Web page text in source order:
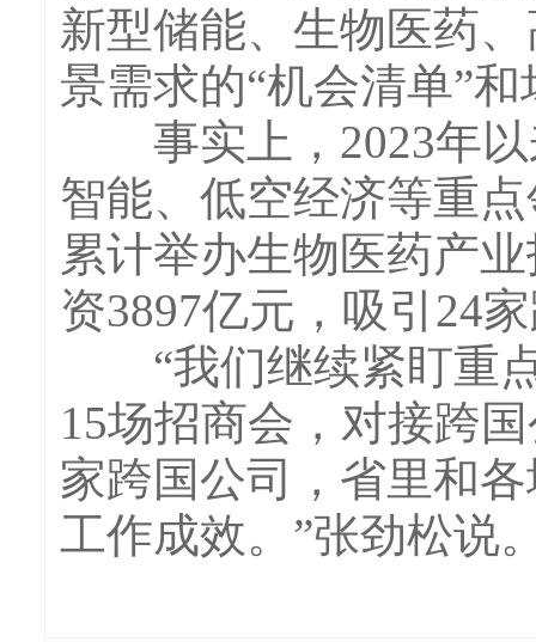
新型储能、生物医药
景需求的“机会清单”
事实上，2023年以
智能、低空经济等重
累计举办生物医药产
资3897亿元，吸引24
“我们继续紧盯重点
15场招商会，对接跨
家跨国公司，省里和
工作成效。”张劲松说